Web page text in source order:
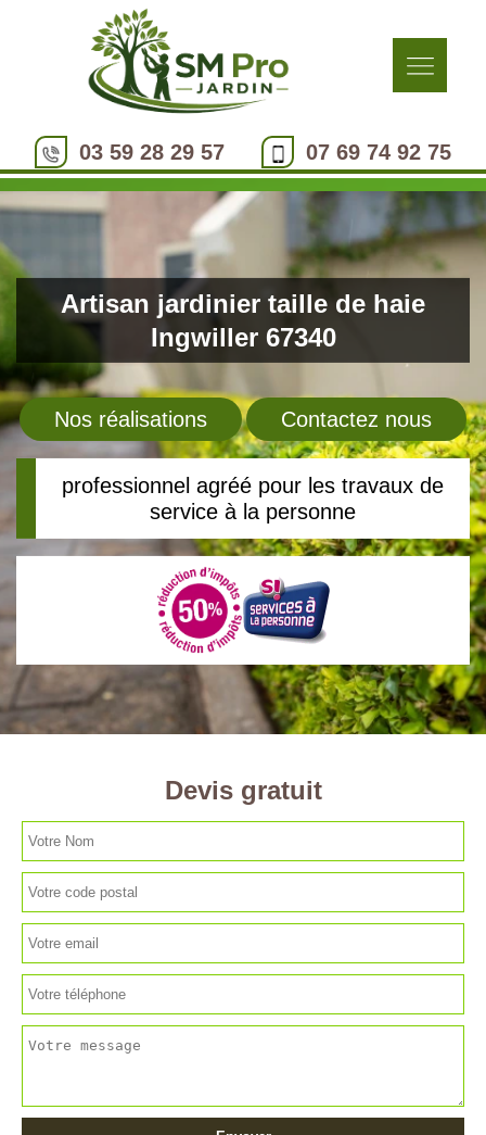
03 59 28 29 57 07 69 74 92 75
Artisan jardinier taille de haie
Ingwiller 67340
Nos réalisations Contactez nous
professionnel agréé pour les travaux de
service à la personne
Devis gratuit